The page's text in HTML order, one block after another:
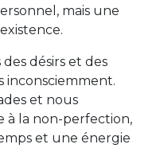
mais une
désirs et des
inconsciemment.
et nous
à la non-perfection,
et une énergie